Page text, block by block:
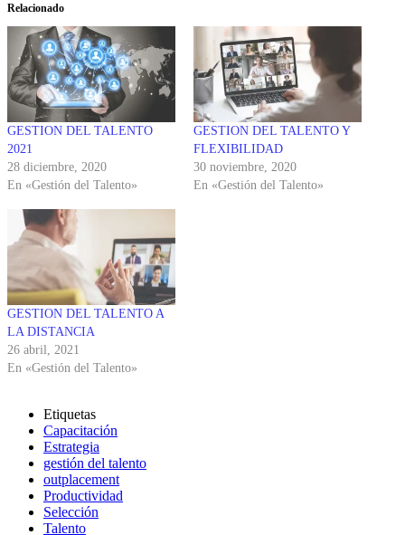
Relacionado
GESTION DEL TALENTO
2021
28 diciembre, 2020
En «Gestión del Talento»
GESTION DEL TALENTO Y
FLEXIBILIDAD
30 noviembre, 2020
En «Gestión del Talento»
GESTION DEL TALENTO A
LA DISTANCIA
26 abril, 2021
En «Gestión del Talento»
Etiquetas
Capacitación
Estrategia
gestión del talento
outplacement
Productividad
Selección
Talento